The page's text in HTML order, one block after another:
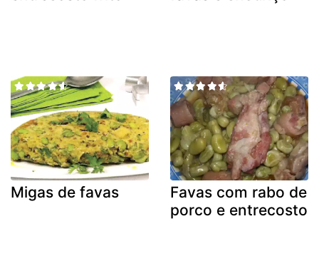
Migas de favas
Favas com rabo de
porco e entrecosto